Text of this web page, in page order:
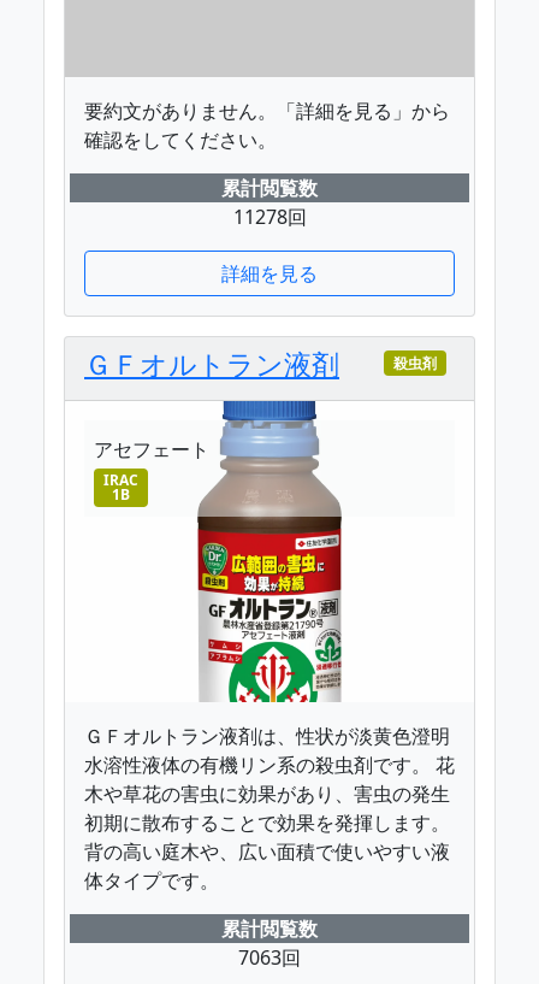
要約文がありません。「詳細を見る」から
確認をしてください。
累計閲覧数
11278回
詳細を見る
ＧＦオルトラン液剤 殺虫剤
アセフェート
IRAC
1B
ＧＦオルトラン液剤は、性状が淡黄色澄明
水溶性液体の有機リン系の殺虫剤です。 花
木や草花の害虫に効果があり、害虫の発生
初期に散布することで効果を発揮します。
背の高い庭木や、広い面積で使いやすい液
体タイプです。
累計閲覧数
7063回